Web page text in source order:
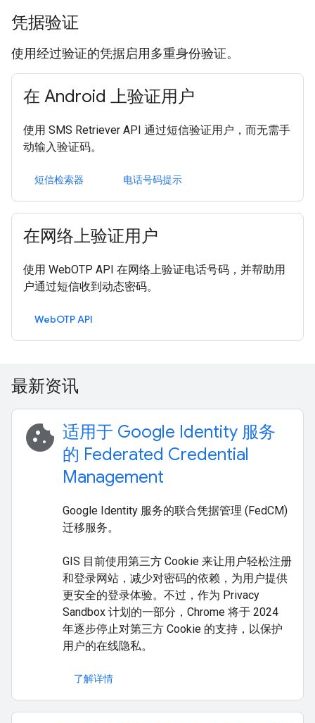
凭据验证
使用经过验证的凭据启用多重身份验证。
在 Android 上验证用户
使用 SMS Retriever API 通过短信验证用户，而无需手
动输入验证码。
短信检索器 电话号码提示
在网络上验证用户
使用 WebOTP API 在网络上验证电话号码，并帮助用
户通过短信收到动态密码。
WebOTP API
最新资讯
cookie 适用于 Google Identity 服务
的 Federated Credential
Management
Google Identity 服务的联合凭据管理 (FedCM)
迁移服务。
GIS 目前使用第三方 Cookie 来让用户轻松注册
和登录网站，减少对密码的依赖，为用户提供
更安全的登录体验。不过，作为 Privacy
Sandbox 计划的一部分，Chrome 将于 2024
年逐步停止对第三方 Cookie 的支持，以保护
用户的在线隐私。
了解详情